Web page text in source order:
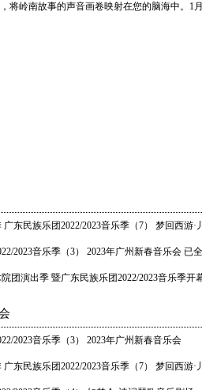
将岭南故事的声音画卷映射在您的脑海中。1
东民族乐团2022/2023音乐季（7） 梦回西游
2023音乐季（3） 2023年广州新春音乐会 已
团演出季 暨广东民族乐团2022/2023音乐季开
2023音乐季（3） 2023年广州新春音乐会
东民族乐团2022/2023音乐季（7） 梦回西游·